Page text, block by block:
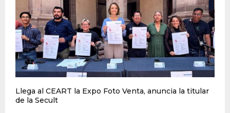
Llega al CEART la Expo Foto Venta, anuncia la titular
de la Secult